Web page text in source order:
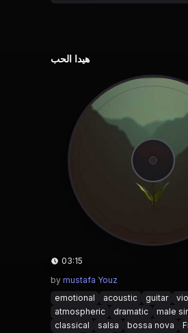
هيدا الحب
03:15
by mustafa Youz
emotional
acoustic guitar
atmospheric
dramatic male
classical
salsa bossa nova